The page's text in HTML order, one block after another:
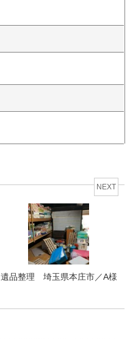
NEXT
遺品整理 埼玉県本庄市／A様